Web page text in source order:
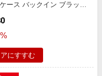
ース バックイン ブラック
BCM2S2168-78
にすすむ